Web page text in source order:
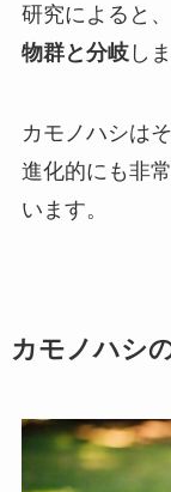
研究によると、
物群と分岐し
カモノハシは
進化的にも非
います。
カモノハシ